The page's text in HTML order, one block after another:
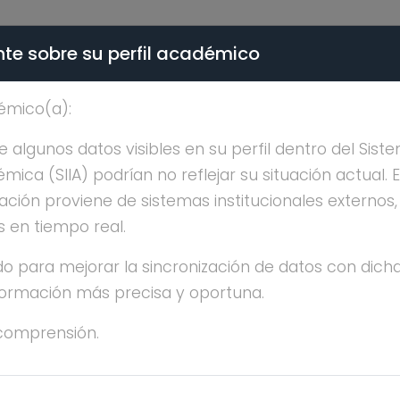
- PÚBLICO
ANGEL JAIMES
sobre su perfil académico
algunos datos visibles en su perfil dentro del
(SIIA) podrían no reflejar su situación actual.
proviene de sistemas institucionales
en tiempo real.
para mejorar la sincronización de datos con
más precisa y oportuna.